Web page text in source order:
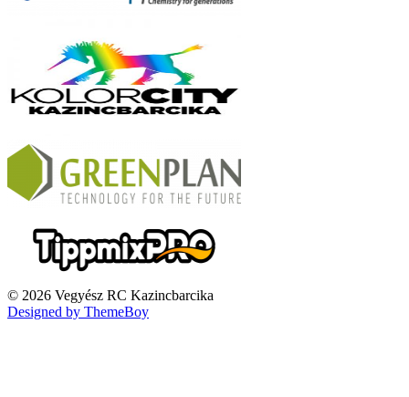
© 2026 Vegyész RC Kazincbarcika
Designed by ThemeBoy